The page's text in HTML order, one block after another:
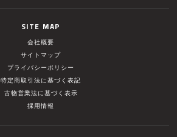
SITE MAP
会社概要
サイトマップ
プライバシーポリシー
特定商取引法に基づく表記
古物営業法に基づく表示
採用情報